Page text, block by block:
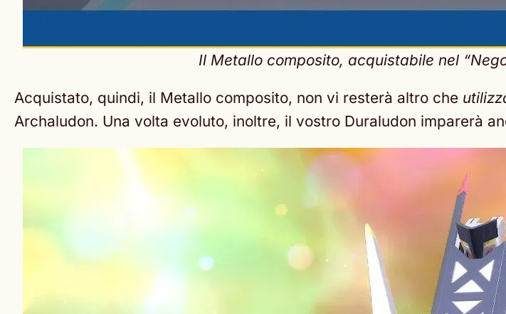
Il Metallo composito, acquistabile nel
Acquistato, quindi, il Metallo composito, non vi resterà altro che
Archaludon. Una volta evoluto, inoltre, il vostro Duraludon imparerà